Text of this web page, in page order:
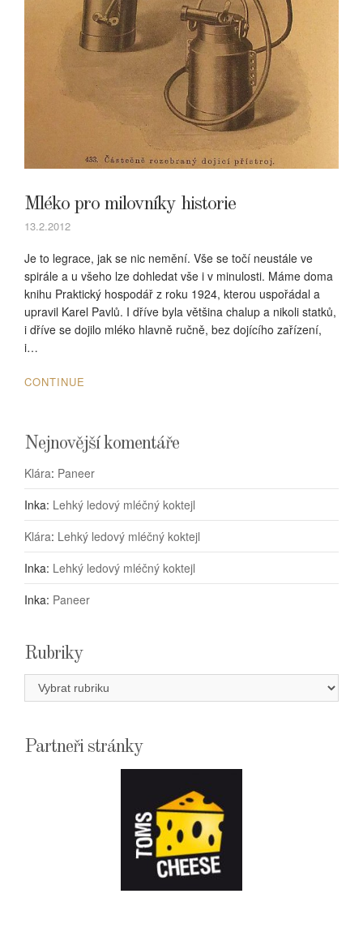
Mléko pro milovníky historie
13.2.2012
Je to legrace, jak se nic nemění. Vše se točí neustále ve
spirále a u všeho lze dohledat vše i v minulosti. Máme doma
knihu Praktický hospodář z roku 1924, kterou uspořádal a
upravil Karel Pavlů. I dříve byla většina chalup a nikoli statků,
i dříve se dojilo mléko hlavně ručně, bez dojícího zařízení,
i…
CONTINUE
Nejnovější komentáře
Klára: Paneer
Inka: Lehký ledový mléčný koktejl
Klára: Lehký ledový mléčný koktejl
Inka: Lehký ledový mléčný koktejl
Inka: Paneer
Rubriky
Rubriky
Partneři stránky